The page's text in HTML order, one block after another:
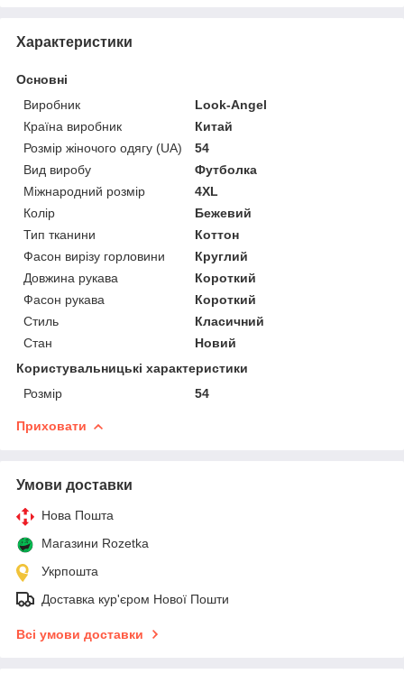
Характеристики
Основні
Виробник
Look-Angel
Країна виробник
Китай
Розмір жіночого одягу (UA)
54
Вид виробу
Футболка
Міжнародний розмір
4XL
Колір
Бежевий
Тип тканини
Коттон
Фасон вирізу горловини
Круглий
Довжина рукава
Короткий
Фасон рукава
Короткий
Стиль
Класичний
Стан
Новий
Користувальницькі характеристики
Розмір
54
Приховати
Умови доставки
Нова Пошта
Магазини Rozetka
Укрпошта
Доставка кур'єром Нової Пошти
Всі умови доставки